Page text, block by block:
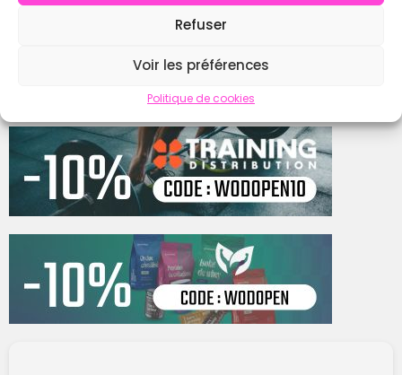
Refuser
Voir les préférences
Politique de cookies